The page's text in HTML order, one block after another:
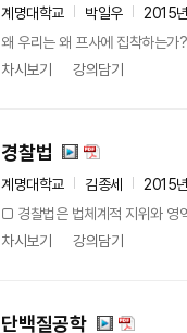
계명대학교 박일우
2015
왜 우리는 왜 프사에 집착하는가
차시보기
강의담기
경찰법
계명대학교 김종세
2015
□ 경찰법은 법체계적 지위와 영
차시보기
강의담기
단백질공학